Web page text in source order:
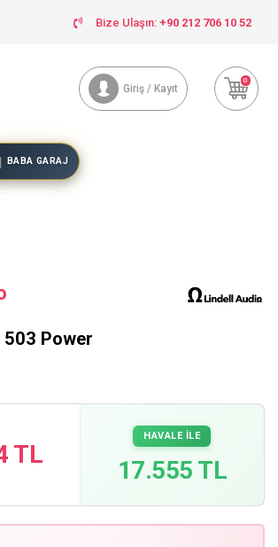
Bize Ulaşın: +90 212 706 10 52
Giriş / Kayıt
0
BABA GARAJ
Power
TL
HAVALE İLE
17.555 TL